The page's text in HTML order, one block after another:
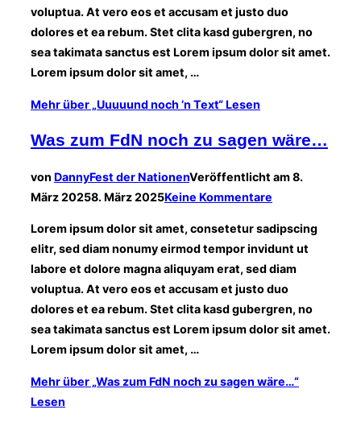
voluptua. At vero eos et accusam et justo duo
dolores et ea rebum. Stet clita kasd gubergren, no
sea takimata sanctus est Lorem ipsum dolor sit amet.
Lorem ipsum dolor sit amet, …
Mehrüber „Uuuuund noch ’n Text“Lesen
Was zum FdN noch zu sagen wäre…
von DannyFest der NationenVeröffentlicht am8.
März 20258. März 2025Keine Kommentare
Lorem ipsum dolor sit amet, consetetur sadipscing
elitr, sed diam nonumy eirmod tempor invidunt ut
labore et dolore magna aliquyam erat, sed diam
voluptua. At vero eos et accusam et justo duo
dolores et ea rebum. Stet clita kasd gubergren, no
sea takimata sanctus est Lorem ipsum dolor sit amet.
Lorem ipsum dolor sit amet, …
Mehrüber „Was zum FdN noch zu sagen wäre…“
Lesen